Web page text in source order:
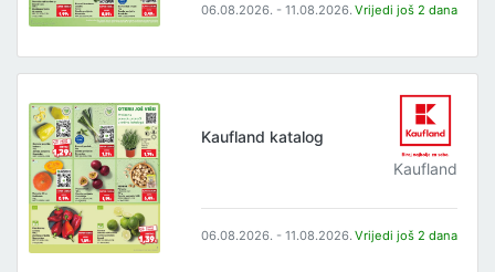
06.08.2026. - 11.08.2026. Vrijedi još 2 dana
Kaufland katalog
Kaufland
06.08.2026. - 11.08.2026. Vrijedi još 2 dana